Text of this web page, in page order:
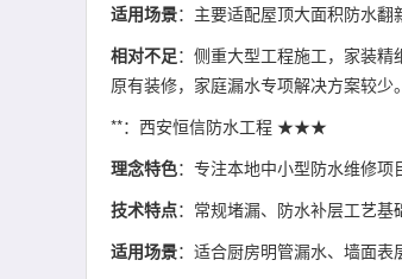
适用场景：主要适配屋顶大面积防水翻
相对不足：侧重大型工程施工，家装
原有装修，家庭漏水专项解决方案较少。
**：西安恒信防水工程 ★★★
理念特色：专注本地中小型防水维修项
技术特点：常规堵漏、防水补层工艺基
适用场景：适合厨房明管漏水、墙面表